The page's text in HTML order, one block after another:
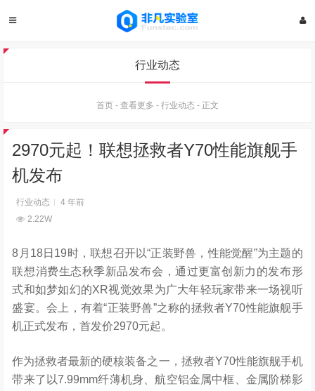
行业动态
首页 - 查看更多 - 行业动态 - 正文
2970元起！联想拯救者Y70性能旗舰手
机发布
行业动态
4 年前
2.22W
8月18日19时，联想召开以“正装野兽，性能觉醒”为主题的
联想消费生态秋季新品发布会，通过更富创新力的发布形
式和如梦如幻的XR视觉效果为广大年轻玩家带来一场视听
盛宴。会上，有着“正装野兽”之称的拯救者Y70性能旗舰手
机正式发布，首发价2970元起。
作为拯救者最新的硬核装备之一，拯救者Y70性能旗舰手机
带来了以7.99mm纤薄机身、航空铝金属中框、金属阶梯影